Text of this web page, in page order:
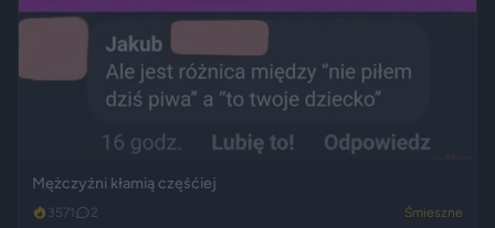
Mężczyźni kłamią częśćiej
3571 2 Śmieszne